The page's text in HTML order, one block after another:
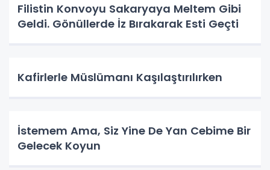
Filistin Konvoyu Sakaryaya Meltem Gibi
Geldi. Gönüllerde İz Bırakarak Esti Geçti
Kafirlerle Müslümanı Kaşılaştırılırken
İstemem Ama, Siz Yine De Yan Cebime Bir
Gelecek Koyun